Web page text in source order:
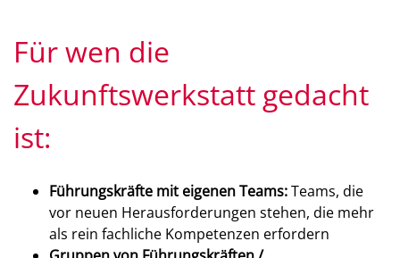
Für wen die
Zukunftswerkstatt gedacht
ist:
Führungskräfte mit eigenen Teams:Teams, die
vor neuen Herausforderungen stehen, die mehr
als rein fachliche Kompetenzen erfordern